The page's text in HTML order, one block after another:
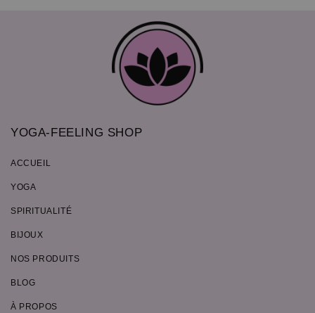
YOGA-FEELING SHOP
ACCUEIL
YOGA
SPIRITUALITÉ
BIJOUX
NOS PRODUITS
BLOG
À PROPOS